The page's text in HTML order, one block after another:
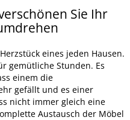
Sie Ihr
eines jeden Hausen.
gemütliche Stunden. Es
einem die
gefällt und es einer
nicht immer gleich eine
Austausch der Möbel